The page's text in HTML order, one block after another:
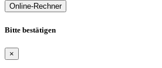
Online-Rechner
Bitte bestätigen
×